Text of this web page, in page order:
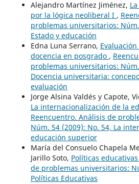
Alejandro Martínez Jiménez,
por la lógica neoliberal I ,
problemas universitarios:
Estado y educación
Edna Luna Serrano,
docencia en posgrado ,
problemas universitarios:
Docencia universitaria:
evaluación
Jorge Alsina Valdés y Capote,
La internacionalización de la
Reencuentro. Análisis de
Núm. 54 (2009): No. 54, La
educación superior
María del Consuelo Chapela
Jarillo Soto, Políticas educativas
de problemas universitarios:
Políticas Educativas